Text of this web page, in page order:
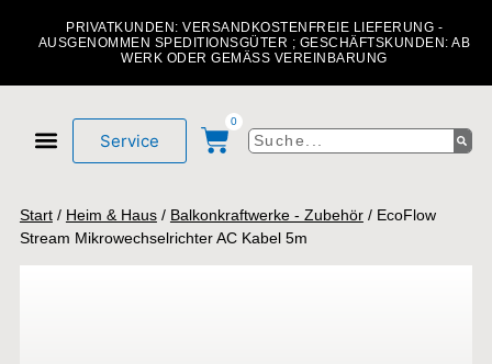
PRIVATKUNDEN: VERSANDKOSTENFREIE LIEFERUNG -
AUSGENOMMEN SPEDITIONSGÜTER ; GESCHÄFTSKUNDEN: AB
WERK ODER GEMÄSS VEREINBARUNG
Service
0
Start/ Heim & Haus/ Balkonkraftwerke - Zubehör/ EcoFlow
Stream Mikrowechselrichter AC Kabel 5m